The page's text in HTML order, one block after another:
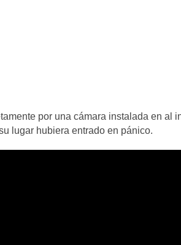
por una cámara instalada en al
lugar hubiera entrado en pánico.